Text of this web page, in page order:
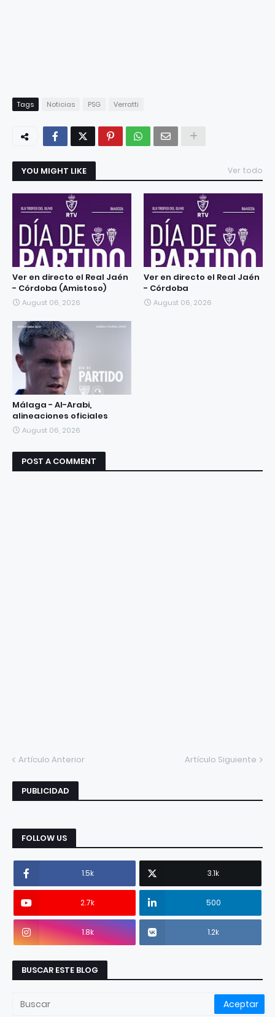
Tags Noticias PSG Verratti
YOU MIGHT LIKE Ver todo
Ver en directo el Real Jaén
- Córdoba (Amistoso)
August 06, 2026
Ver en directo el Real Jaén
- Córdoba
August 06, 2026
Málaga - Al-Arabi,
alineaciones oficiales
August 06, 2026
POST A COMMENT
Artículo Anterior Artículo Siguiente
PUBLICIDAD
FOLLOW US
1.5k 3.1k
2.7k 500
1.8k 1.2k
BUSCAR ESTE BLOG